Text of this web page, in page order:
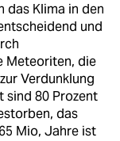
das Klima in den
und
Meteoriten, die
Verdunklung
sind 80 Prozent
das
Mio, Jahre ist